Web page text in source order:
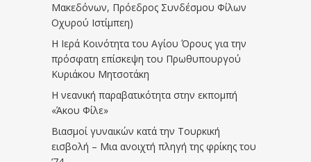
Μακεδόνων, Πρόεδρος Συνδέσμου Φίλων
Οχυρού Ιστίμπεη)
Η Ιερά Κοινότητα του Αγίου Όρους για την
πρόσφατη επίσκεψη του Πρωθυπουργού
Κυριάκου Μητσοτάκη
Η νεανική παραβατικότητα στην εκπομπή
«Άκου Φίλε»
Βιασμοί γυναικών κατά την Τουρκική
εισβολή – Μια ανοιχτή πληγή της φρίκης του